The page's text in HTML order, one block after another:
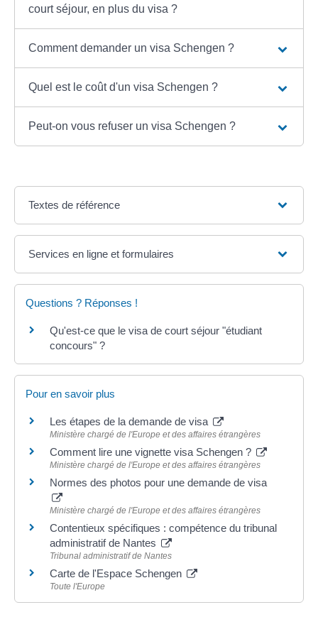
court séjour, en plus du visa ?
Comment demander un visa Schengen ?
Quel est le coût d'un visa Schengen ?
Peut-on vous refuser un visa Schengen ?
Textes de référence
Services en ligne et formulaires
Questions ? Réponses !
Qu'est-ce que le visa de court séjour "étudiant
concours" ?
Pour en savoir plus
Les étapes de la demande de visa
Ministère chargé de l'Europe et des affaires étrangères
Comment lire une vignette visa Schengen ?
Ministère chargé de l'Europe et des affaires étrangères
Normes des photos pour une demande de visa
Ministère chargé de l'Europe et des affaires étrangères
Contentieux spécifiques : compétence du tribunal
administratif de Nantes
Tribunal administratif de Nantes
Carte de l'Espace Schengen
Toute l'Europe